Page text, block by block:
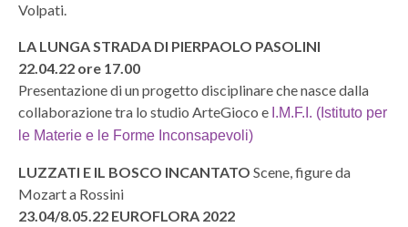
Volpati.
LA LUNGA STRADA DI PIERPAOLO PASOLINI
22.04.22 ore 17.00
Presentazione di un progetto disciplinare che nasce dalla
collaborazione tra lo studio ArteGioco e I.M.F.I. (Istituto per
le Materie e le Forme Inconsapevoli)
LUZZATI E IL BOSCO INCANTATO Scene, figure da
Mozart a Rossini
23.04/8.05.22 EUROFLORA 2022